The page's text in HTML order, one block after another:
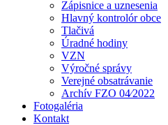
Zápisnice a uznesenia
Hlavný kontrolór obce
Tlačivá
Úradné hodiny
VZN
Výročné správy
Verejné obsatrávanie
Archív FZO 04⁄2022
Fotogaléria
Kontakt